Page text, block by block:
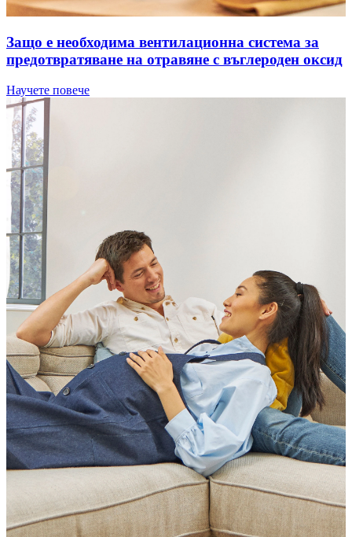
Защо е необходима вентилационна система за
предотвратяване на отравяне с въглероден оксид
Научете повече